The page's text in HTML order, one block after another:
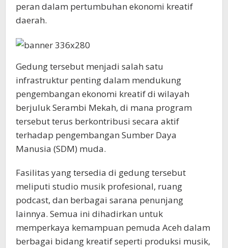
peran dalam pertumbuhan ekonomi kreatif
daerah.
Gedung tersebut menjadi salah satu
infrastruktur penting dalam mendukung
pengembangan ekonomi kreatif di wilayah
berjuluk Serambi Mekah, di mana program
tersebut terus berkontribusi secara aktif
terhadap pengembangan Sumber Daya
Manusia (SDM) muda.
Fasilitas yang tersedia di gedung tersebut
meliputi studio musik profesional, ruang
podcast, dan berbagai sarana penunjang
lainnya. Semua ini dihadirkan untuk
memperkaya kemampuan pemuda Aceh dalam
berbagai bidang kreatif seperti produksi musik,